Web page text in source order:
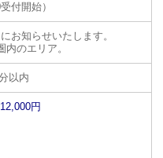
付開始）
お知らせいたします。
のエリア。
以内
円